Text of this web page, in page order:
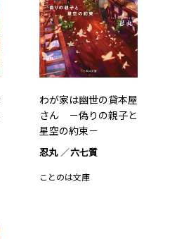
わが家は幽世の貸本屋
さん －偽りの親子と
星空の約束－
忍丸 六七質
ことのは文庫